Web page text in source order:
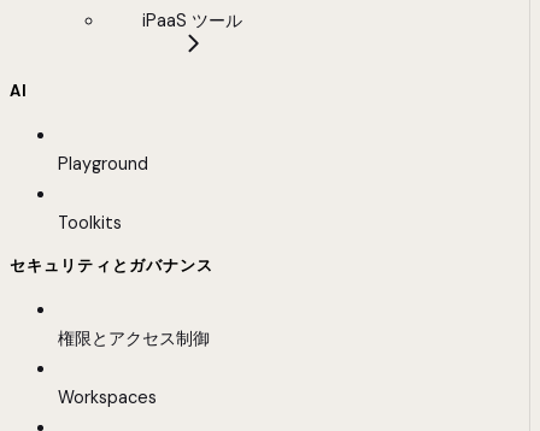
iPaaS ツール
AI
Playground
Toolkits
セキュリティとガバナンス
権限とアクセス制御
Workspaces